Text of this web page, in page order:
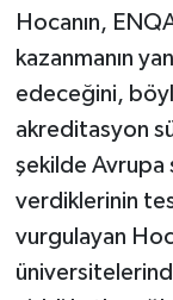
Hocanın,
kazanmanın
edeceğini,
akreditasyon
şekilde Avrupa
verdiklerinin
vurgulayan